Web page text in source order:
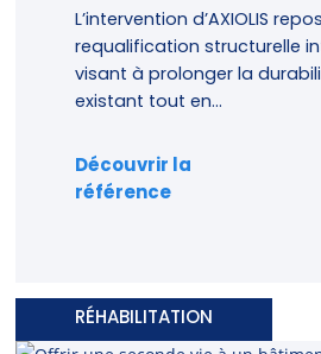
L’intervention d’AXIOLIS
requalification structurelle
visant à prolonger la
existant tout en...
Découvrir la
référence
RÉHABILITATION